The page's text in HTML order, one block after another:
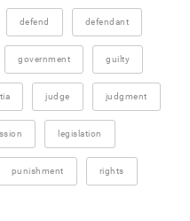
defend defendant
government guilty
judge judgment
legislation
punishment rights